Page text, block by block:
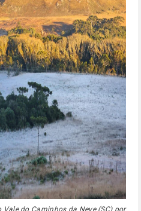
do Caminhos da Neve (SC) por